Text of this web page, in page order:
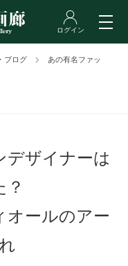
ブログ あの有名ファッ
デザイナーは
？
オールのアー